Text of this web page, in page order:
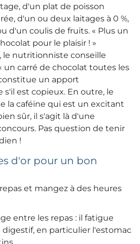
d'un plat de poisson
d'un ou deux laitages à 0 %,
d'un coulis de fruits. « Plus un
pour le plaisir ! »
, le nutritionniste conseille
un carré de chocolat toutes les
un apport
est copieux. En outre, le
la caféine qui est un excitant
sûr, il s'agit là d'une
Pas question de tenir
!
d'or pour un bon
et mangez à des heures
entre les repas : il fatigue
en particulier l'estomac